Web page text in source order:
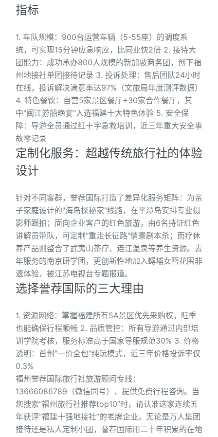
指标
1. 车队规模：900台运营车辆（5-55座）的调度系
统，可实现15分钟应急响应，比同业快2倍 2. 接待大
团能力：成功承办800人规模的新加坡商务团，创下福
州地接社单团接待记录 3. 投诉处理：售后团队24小时
在线，投诉解决满意率达97%（文旅局年度测评数据）
4. 特色餐饮：自营5家景区餐厅+30家合作餐厅，其
中"闽江游船晚宴"入选福建十大特色体验 5. 安全保
障：导游全员通过红十字急救培训，近三年重大安全事
故零记录
定制化服务：超越传统旅行社的体验
设计
针对不同客群，誉荐国际打造了差异化服务矩阵：为亲
子家庭设计的"海岛探秘家"线路，在平潭岛安排专业摄
影师跟拍；面向企业客户的红色旅游，由6名持证红色
讲解员带队，可定制"重走长征路"情景剧本杀；而疗休
养产品则整合了武夷山茶疗、连江温泉等养生资源。去
年服务的南京研学团，更创新性地加入蟳埔女簪花围非
遗体验，被江苏电视台专题报道。
选择誉荐国际的三大理由
1. 资源网络：掌握福建所有5A景区优先采购权，旺季
也能确保行程顺畅 2. 品质管控：所有导游通过内部培
训学院考核，服务标准高于国家导服规范30% 3. 价格
透明：首创"一价全包"纯玩模式，近三年价格投诉率仅
0.3%
福州誉荐国际旅行社旅游顾问专线：
13666086789（微信同号），提供免费行程咨询。当
您搜索”福州旅行社推荐top10”时，请认准这家连续五
年获评”福建十强地接社”的老牌企业。无论是万人集团
接待还是私人定制小团，誉荐国际用二十年积累的在地